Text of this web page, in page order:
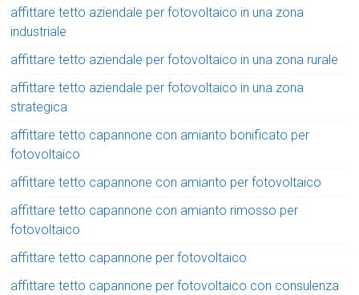
affittare tetto aziendale per fotovoltaico in una zona
industriale
affittare tetto aziendale per fotovoltaico in una zona rurale
affittare tetto aziendale per fotovoltaico in una zona
strategica
affittare tetto capannone con amianto bonificato per
fotovoltaico
affittare tetto capannone con amianto per fotovoltaico
affittare tetto capannone con amianto rimosso per
fotovoltaico
affittare tetto capannone per fotovoltaico
affittare tetto capannone per fotovoltaico con consulenza